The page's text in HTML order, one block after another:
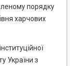
порядку
харчових
України з